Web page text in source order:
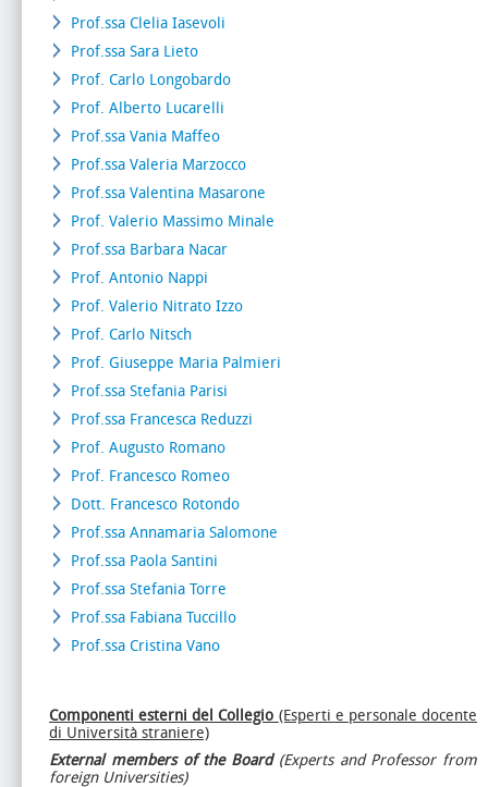
Prof.ssa Clelia Iasevoli
Prof.ssa Sara Lieto
Prof. Carlo Longobardo
Prof. Alberto Lucarelli
Prof.ssa Vania Maffeo
Prof.ssa Valeria Marzocco
Prof.ssa Valentina Masarone
Prof. Valerio Massimo Minale
Prof.ssa Barbara Nacar
Prof. Antonio Nappi
Prof. Valerio Nitrato Izzo
Prof. Carlo Nitsch
Prof. Giuseppe Maria Palmieri
Prof.ssa Stefania Parisi
Prof.ssa Francesca Reduzzi
Prof. Augusto Romano
Prof. Francesco Romeo
Dott. Francesco Rotondo
Prof.ssa Annamaria Salomone
Prof.ssa Paola Santini
Prof.ssa Stefania Torre
Prof.ssa Fabiana Tuccillo
Prof.ssa Cristina Vano
Componenti esterni del Collegio (Esperti e personale docente
di Università straniere)
External members of the Board (Experts and Professor from
foreign Universities)